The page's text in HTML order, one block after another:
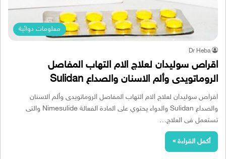
معلومات دوائية
Dr Heba
اقراص سوليدان لعلاج الام التهاب المفاصل
الروماتويدى وألم الاسنان والصداع Sulidan
اقراص سوليدان لعلاج الام التهاب المفاصل الروماتويدى وألم الاسنان
والصداع Sulidan والدواء يحتوي على المادة الفعالة Nimesulide والتى
تستعمل فى العلاج…
أكمل القراءة »